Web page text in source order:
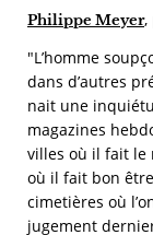
Philippe Meyer,
"L’homme
dans d’autres
nait une
magazines
villes où il fait le
où il fait bon
cimetières où
jugement